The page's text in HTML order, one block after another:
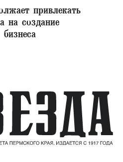
привлекать
на создание